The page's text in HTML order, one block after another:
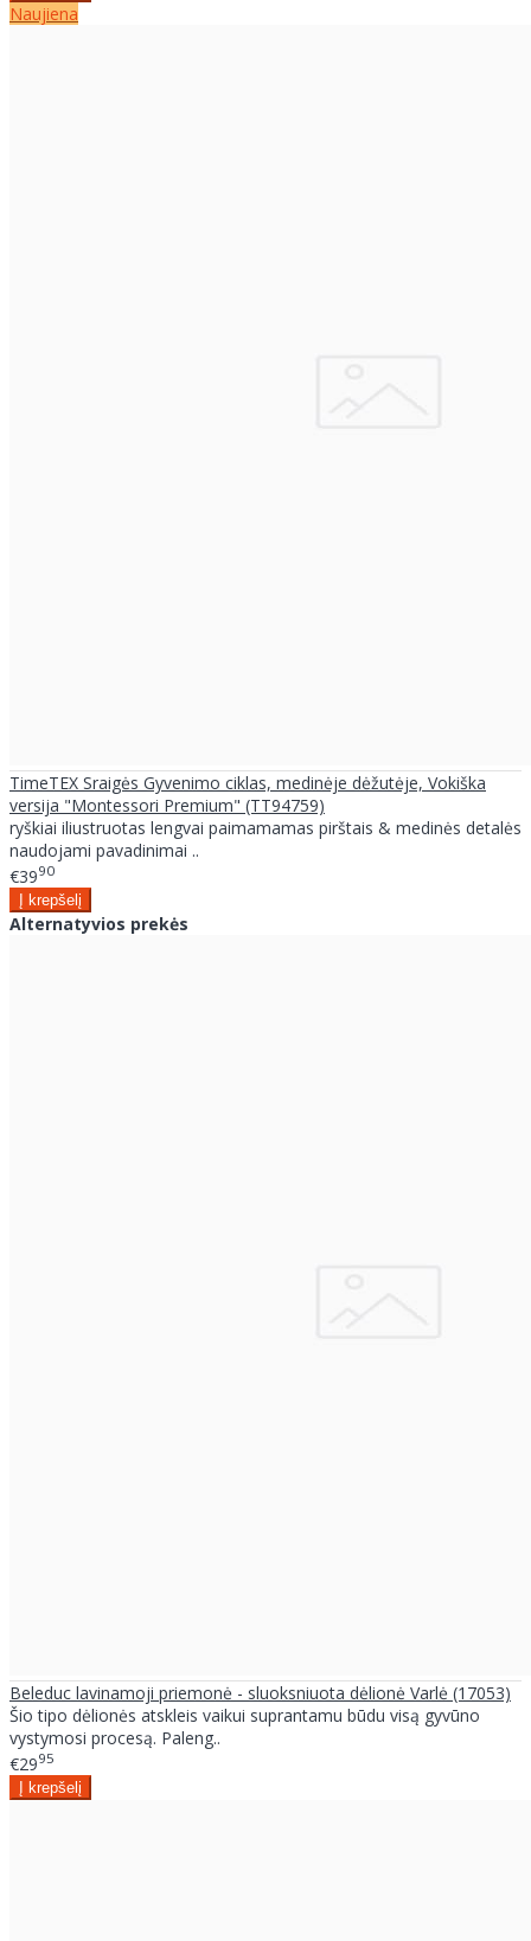
Naujiena
TimeTEX Sraigės Gyvenimo ciklas, medinėje dėžutėje, Vokiška
versija "Montessori Premium" (TT94759)
ryškiai iliustruotas lengvai paimamamas pirštais & medinės detalės
naudojami pavadinimai ..
€3990
Alternatyvios prekės
Beleduc lavinamoji priemonė - sluoksniuota dėlionė Varlė (17053)
Šio tipo dėlionės atskleis vaikui suprantamu būdu visą gyvūno
vystymosi procesą. Paleng..
€2995